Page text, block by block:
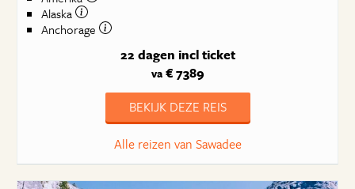
Alaska
Anchorage
22 dagen incl ticket
va€ 7389
BEKIJK DEZE REIS
Alle reizen van Sawadee